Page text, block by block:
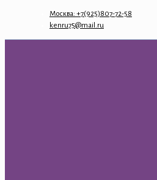
Москва: +7(925)807-72-58
kenru75@mail.ru